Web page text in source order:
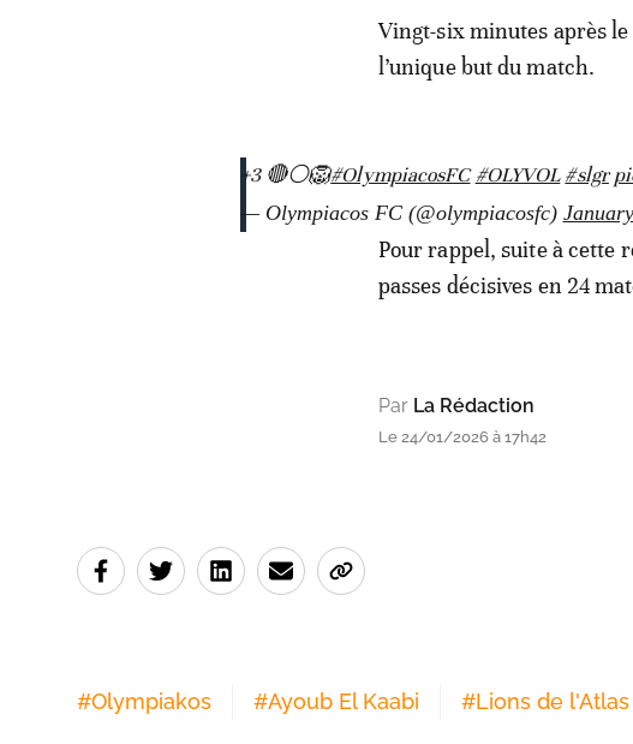
Vingt-six minutes après
l’unique but du match.
+3 🔴⚪️🦁#OlympiacosFC #OLYVOL #slgr
— Olympiacos FC (@olympiacosfc)
Pour rappel, suite à cette
passes décisives en 24
Par La Rédaction
Le 24/01/2026 à 17h42
#Olympiakos #Ayoub El Kaabi #Lions de l'Atlas